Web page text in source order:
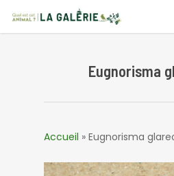
main
Eugnorisma
Accueil » Eugnorisma